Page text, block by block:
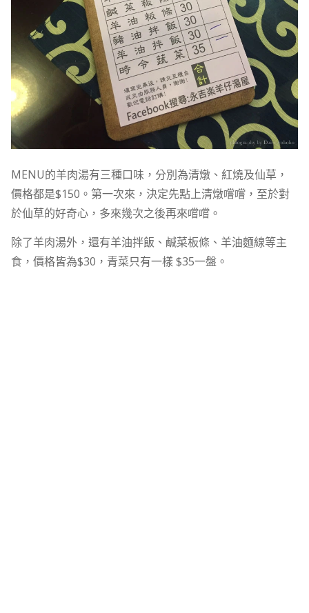
MENU的羊肉湯有三種口味，分別為清燉、紅燒及仙草，
價格都是$150。第一次來，決定先點上清燉嚐嚐，至於對
於仙草的好奇心，多來幾次之後再來嚐嚐。
除了羊肉湯外，還有羊油拌飯、鹹菜板條、羊油麵線等主
食，價格皆為$30，青菜只有一樣 $35一盤。